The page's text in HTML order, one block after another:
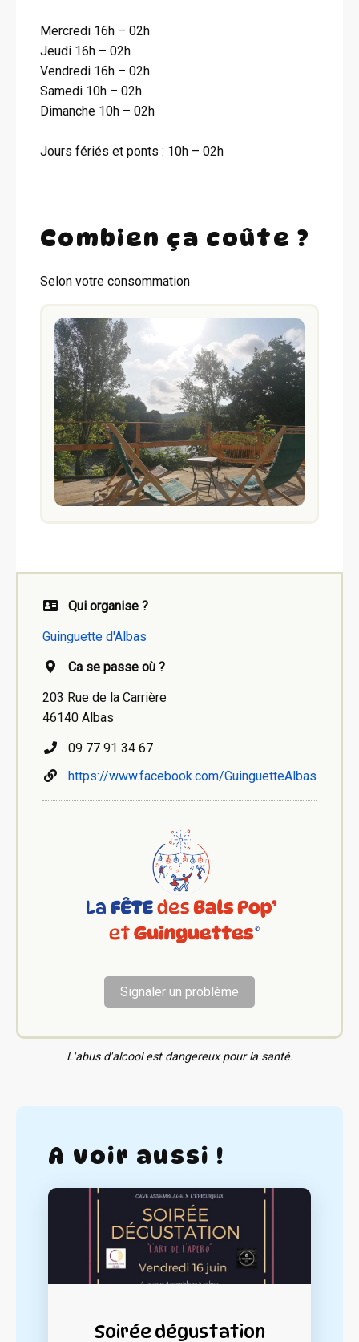
Mercredi 16h – 02h
Jeudi 16h – 02h
Vendredi 16h – 02h
Samedi 10h – 02h
Dimanche 10h – 02h
Jours fériés et ponts : 10h – 02h
Combien ça coûte ?
Selon votre consommation
Qui organise ?
Guinguette d'Albas
Ca se passe où ?
203 Rue de la Carrière
46140 Albas
09 77 91 34 67
https://www.facebook.com/GuinguetteAlbas
Signaler un problème
L'abus d'alcool est dangereux pour la santé.
A voir aussi !
Soirée dégustation